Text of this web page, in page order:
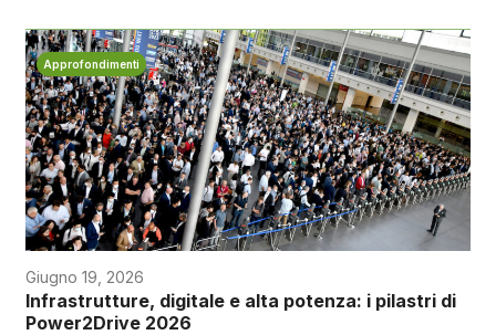
Approfondimenti
Giugno 19, 2026
Infrastrutture, digitale e alta potenza: i pilastri di
Power2Drive 2026